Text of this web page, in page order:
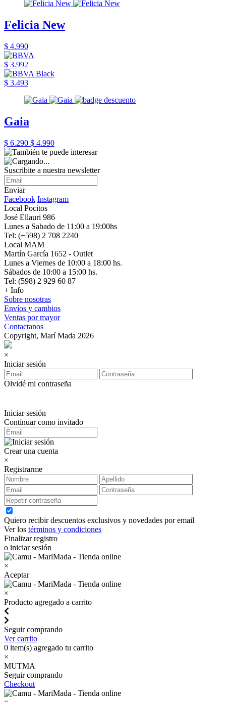
Felicia New
$ 4.990
$ 3.992
$ 3.493
Gaia
$ 6.290 $ 4.990
Suscribite a nuestra newsletter
Enviar
Facebook Instagram
Local Pocitos
José Ellauri 986
Lunes a Sabado de 11:00 a 19:00hs
Tel: (+598) 2 708 2240
Local MAM
Martín García 1652 - Outlet
Lunes a Viernes de 10:00 a 18:00 hs.
Sábados de 10:00 a 15:00 hs.
Tel: (598) 2 929 60 87
+ Info
Sobre nosotras
Envíos y cambios
Ventas por mayor
Contactanos
Copyright, Marí Mada 2026
×
Iniciar sesión
Olvidé mi contraseña
Iniciar sesión
Continuar como invitado
Crear una cuenta
×
Registrarme
Quiero recibir descuentos exclusivos y novedades por email
Ver los términos y condiciones
Finalizar registro
o iniciar sesión
×
Aceptar
×
Producto agregado a carrito
Seguir comprando
Ver carrito
0 item(s) agregado tu carrito
×
MUTMA
Seguir comprando
Checkout